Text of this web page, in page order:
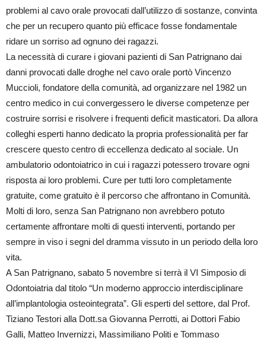
problemi al cavo orale provocati dall’utilizzo di sostanze, convinta
che per un recupero quanto più efficace fosse fondamentale
ridare un sorriso ad ognuno dei ragazzi.
La necessità di curare i giovani pazienti di San Patrignano dai
danni provocati dalle droghe nel cavo orale portò Vincenzo
Muccioli, fondatore della comunità, ad organizzare nel 1982 un
centro medico in cui convergessero le diverse competenze per
costruire sorrisi e risolvere i frequenti deficit masticatori. Da allora
colleghi esperti hanno dedicato la propria professionalità per far
crescere questo centro di eccellenza dedicato al sociale. Un
ambulatorio odontoiatrico in cui i ragazzi potessero trovare ogni
risposta ai loro problemi. Cure per tutti loro completamente
gratuite, come gratuito è il percorso che affrontano in Comunità.
Molti di loro, senza San Patrignano non avrebbero potuto
certamente affrontare molti di questi interventi, portando per
sempre in viso i segni del dramma vissuto in un periodo della loro
vita.
A San Patrignano, sabato 5 novembre si terrà il VI Simposio di
Odontoiatria dal titolo “Un moderno approccio interdisciplinare
all’implantologia osteointegrata”. Gli esperti del settore, dal Prof.
Tiziano Testori alla Dott.sa Giovanna Perrotti, ai Dottori Fabio
Galli, Matteo Invernizzi, Massimiliano Politi e Tommaso